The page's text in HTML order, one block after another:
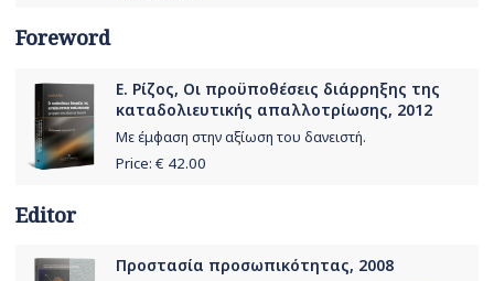
Foreword
Ε. Ρίζος, Οι προϋποθέσεις διάρρηξης της
καταδολιευτικής απαλλοτρίωσης, 2012
Με έμφαση στην αξίωση του δανειστή.
Price: € 42.00
Editor
Προστασία προσωπικότητας, 2008